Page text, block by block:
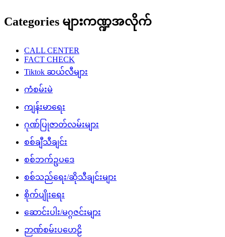
Categories များကဏ္ဍအလိုက်
CALL CENTER
FACT CHECK
Tiktok ဆယ်လီများ
ကံစမ်းမဲ
ကျန်းမာရေး
ဂုဏ်ပြုဇာတ်လမ်းများ
စစ်ချီသီချင်း
စစ်ဘက်ဥပဒေ
စစ်သည်ရေး/ဆိုသီချင်းများ
စိုက်ပျိုးရေး
ဆောင်းပါး/မဂ္ဂဇင်းများ
ဉာဏ်စမ်းပဟေဠိ